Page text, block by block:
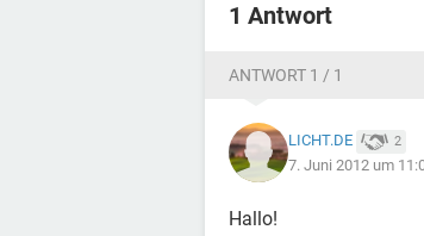
1 Antwort
ANTWORT 1 / 1
LICHT.DE 2
7. Juni 2012 um
Hallo!